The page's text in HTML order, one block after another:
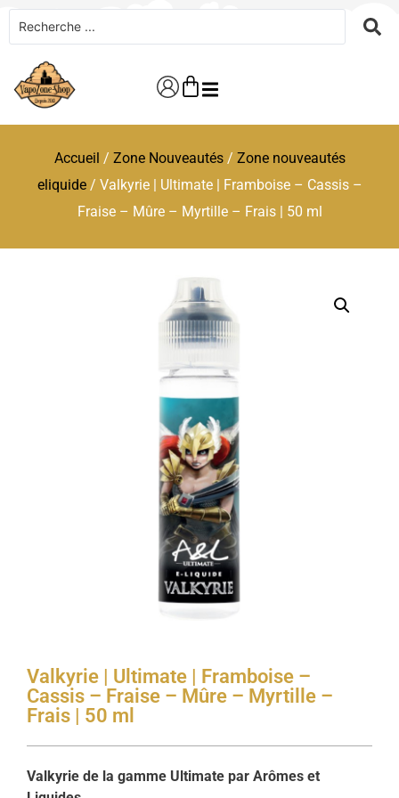
Accueil / Zone Nouveautés/ Zone nouveautés
eliquide/ Valkyrie | Ultimate | Framboise – Cassis –
Fraise – Mûre – Myrtille – Frais | 50 ml
Valkyrie | Ultimate | Framboise –
Cassis – Fraise – Mûre – Myrtille –
Frais | 50 ml
Valkyrie de la gamme Ultimate par Arômes et